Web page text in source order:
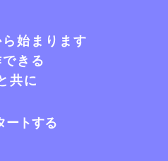
始まります
きる
共に
ートする